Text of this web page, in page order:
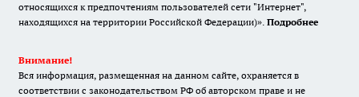
относящихся к предпочтениям пользователей сети "Интернет",
находящихся на территории Российской Федерации)». Подробнее
Внимание!
Вся информация, размещенная на данном сайте, охраняется в
соответствии с законодательством РФ об авторском праве и не